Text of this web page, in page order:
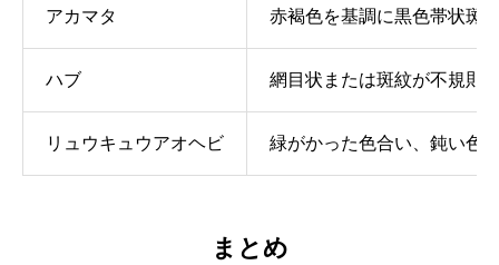
アカマタ 赤褐色を基調に黒色帯状斑
ハブ 網目状または斑紋が不規則
リュウキュウアオヘビ 緑がかった色合い、鈍い色
まとめ